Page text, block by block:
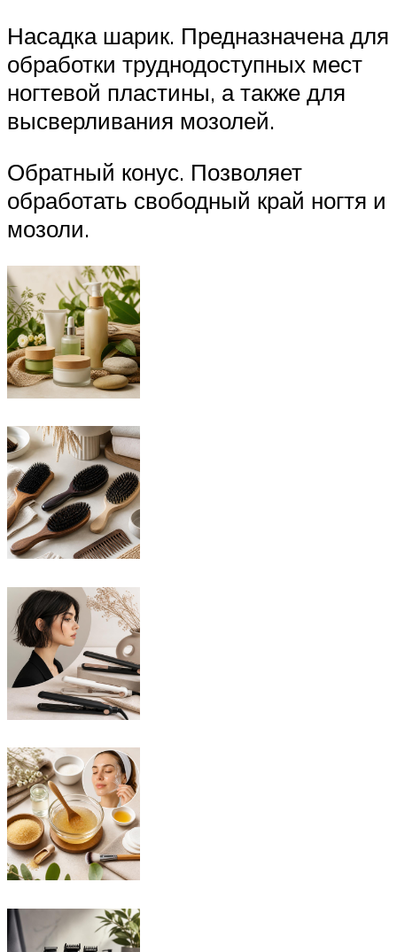
Насадка шарик. Предназначена для
обработки труднодоступных мест
ногтевой пластины, а также для
высверливания мозолей.
Обратный конус. Позволяет
обработать свободный край ногтя и
мозоли.